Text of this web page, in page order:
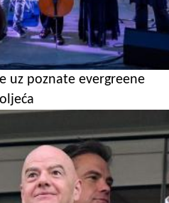
uz poznate evergreene